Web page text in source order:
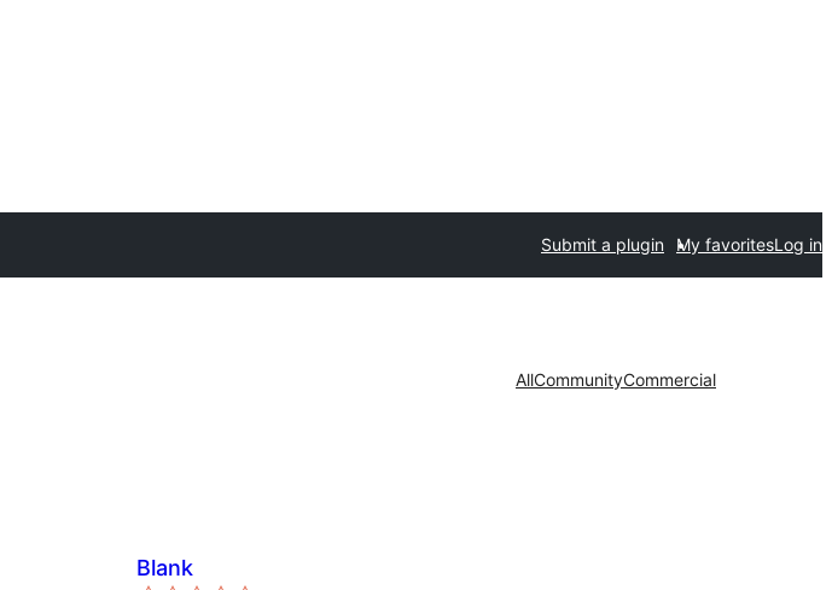
Submit a plugin My favoritesLog in
AllCommunityCommercial
Blank